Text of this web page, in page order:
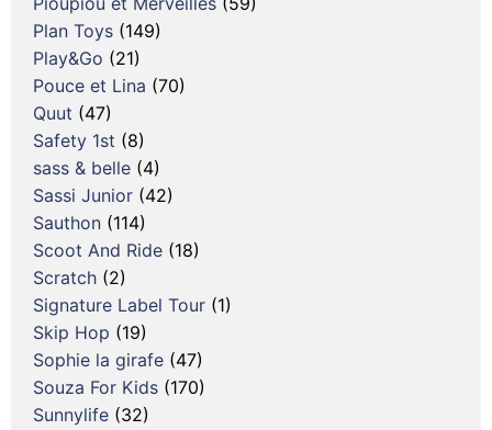
Plan Toys (149)
Play&Go (21)
Pouce et Lina (70)
Quut (47)
Safety 1st (8)
sass & belle (4)
Sassi Junior (42)
Sauthon (114)
Scoot And Ride (18)
Scratch (2)
Signature Label Tour (1)
Skip Hop (19)
Sophie la girafe (47)
Souza For Kids (170)
Sunnylife (32)